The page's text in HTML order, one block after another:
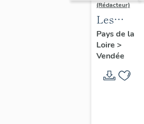
(Rédacteur)
Les
ports
dans la
vallée de
la Sèvre
Pays de la
Loire >
Vendée